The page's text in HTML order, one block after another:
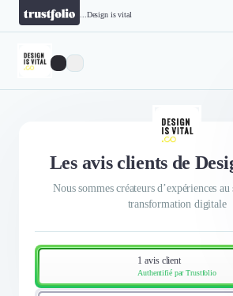
Design is vital
Les avis clients de
Nous sommes créateurs d’expériences
transformation digitale
1 avis client
Authentifié par Trustfolio